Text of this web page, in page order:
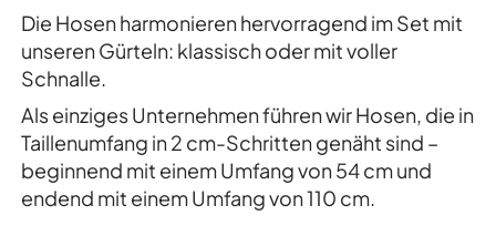
Die Hosen harmonieren hervorragend im Set mit
unseren Gürteln: klassisch oder mit voller
Schnalle.
Als einziges Unternehmen führen wir Hosen, die in
Taillenumfang in 2 cm-Schritten genäht sind –
beginnend mit einem Umfang von 54 cm und
endend mit einem Umfang von 110 cm.